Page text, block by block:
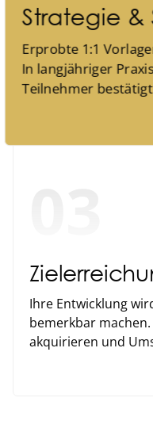
Strategie &
Erprobte 1:1
In langjähriger
Teilnehmer
Ihre Entwicklung
bemerkbar
akquirieren und